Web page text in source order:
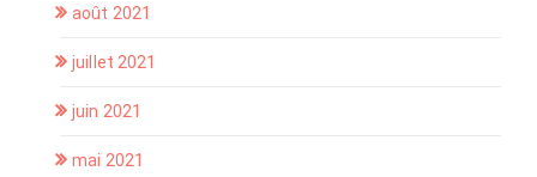
août 2021
juillet 2021
juin 2021
mai 2021